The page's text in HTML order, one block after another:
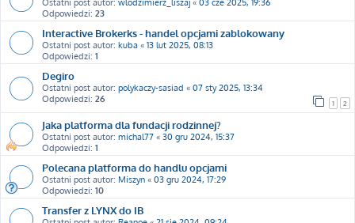
Ostatni post autor: wlodzimierz_liszaj « 03 cze 2025, 19:36
Odpowiedzi: 23
Interactive Brokerks - handel opcjami zablokowany
Ostatni post autor: kuba « 13 lut 2025, 08:13
Odpowiedzi: 1
Degiro
Ostatni post autor: polykaczy-sasiad « 07 sty 2025, 13:34
Odpowiedzi: 26 1 2
Jaka platforma dla fundacji rodzinnej?
Ostatni post autor: michal77 « 30 gru 2024, 15:37
Odpowiedzi: 1
Polecana platforma do handlu opcjami
Ostatni post autor: Miszyn « 03 gru 2024, 17:29
Odpowiedzi: 10
Transfer z LYNX do IB